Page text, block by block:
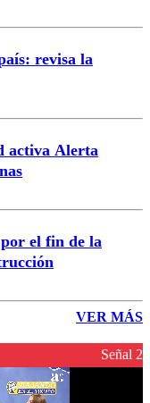
revisa la
activa Alerta
el fin de la
VER MÁS
Señal 2